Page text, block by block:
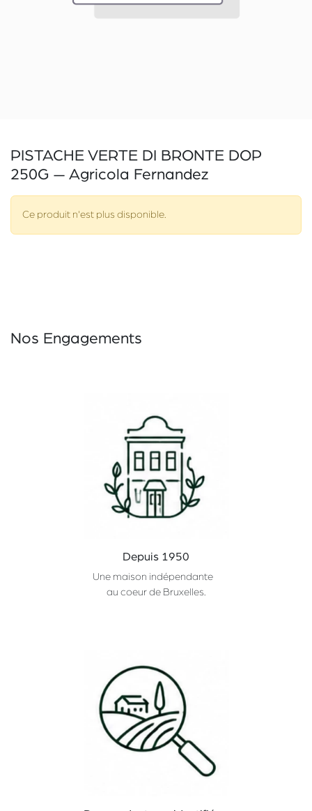
PISTACHE VERTE DI BRONTE DOP
250G — Agricola Fernandez
Ce produit n'est plus disponible.
Nos Engagements
Depuis 1950
Une maison indépendante
au coeur de Bruxelles.